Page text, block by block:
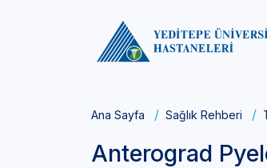
Ana Sayfa Sağlık Rehberi
Anterograd